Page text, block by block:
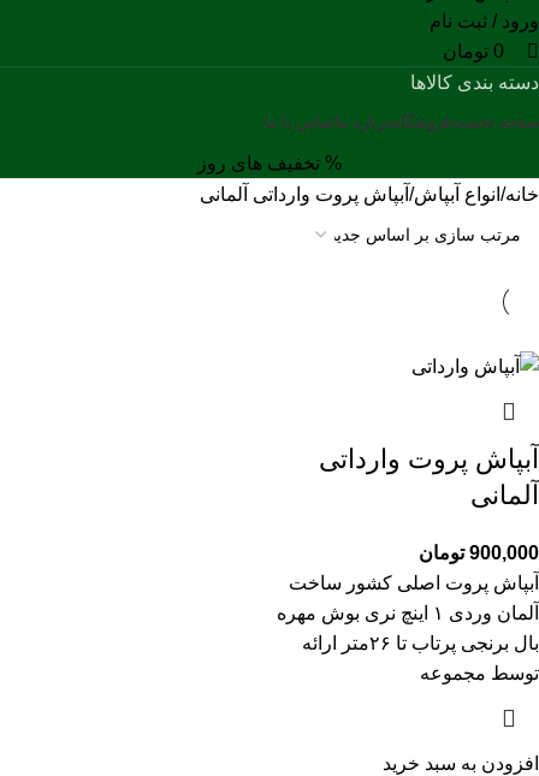
ورود / ثبت نام
0 تومان
دسته بندی کالاها
صفحه نخستفروشگاهدرباره ما تماس با ما
% تخفیف های روز
خانه انواع آبپاش آبپاش پروت وارداتی آلمانی
آبپاش پروت وارداتی
آلمانی
900,000 تومان
آبپاش پروت اصلی کشور ساخت
آلمان وردی ۱ اینچ نری بوش مهره
بال برنجی پرتاب تا ۲۶متر ارائه
توسط مجموعه
افزودن به سبد خرید